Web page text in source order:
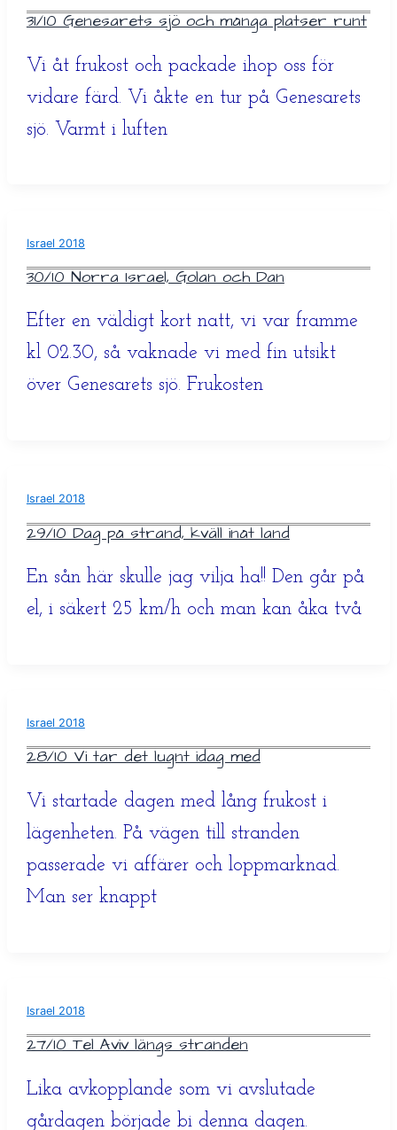
31/10 Genesarets sjö och många platser runt
Vi åt frukost och packade ihop oss för
vidare färd. Vi åkte en tur på Genesarets
sjö. Varmt i luften
Israel 2018
30/10 Norra Israel, Golan och Dan
Efter en väldigt kort natt, vi var framme
kl 02.30, så vaknade vi med fin utsikt
över Genesarets sjö. Frukosten
Israel 2018
29/10 Dag på strand, kväll inåt land
En sån här skulle jag vilja ha!! Den går på
el, i säkert 25 km/h och man kan åka två
Israel 2018
28/10 Vi tar det lugnt idag med
Vi startade dagen med lång frukost i
lägenheten. På vägen till stranden
passerade vi affärer och loppmarknad.
Man ser knappt
Israel 2018
27/10 Tel Aviv längs stranden
Lika avkopplande som vi avslutade
gårdagen började bi denna dagen.